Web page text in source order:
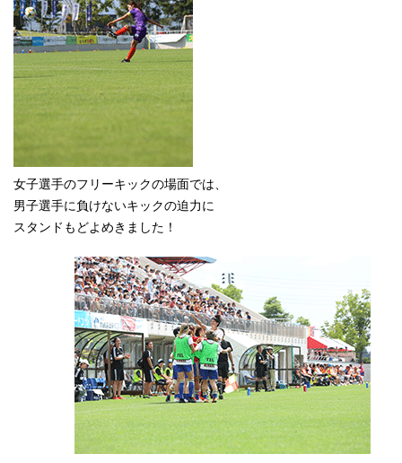
女子選手のフリーキックの場面では、
男子選手に負けないキックの迫力に
スタンドもどよめきました！